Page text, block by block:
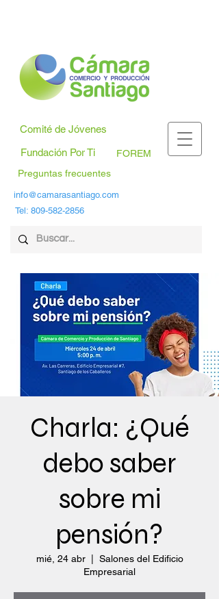
Tel: 809-582-2856
info@camarasantiago.com
FOREM
Comité de Jóvenes
Fundación Por Ti
Preguntas frecuentes
Charla: ¿Qué
debo saber
sobre mi
pensión?
mié, 24 abr
  |
Salones del Edificio
Empresarial